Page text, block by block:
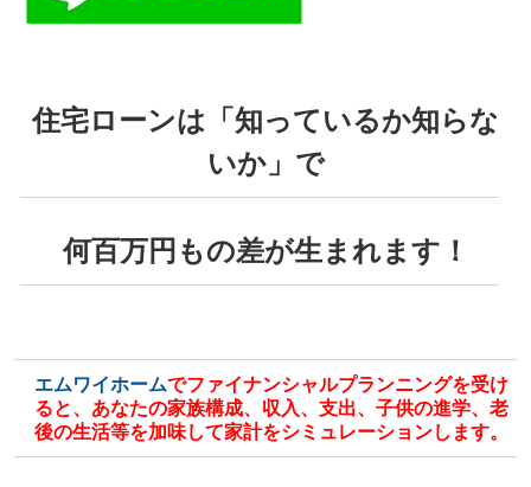
住宅ローンは「知っているか知らな
いか」で
何百万円もの差が生まれます！
エムワイホームでファイナンシャルプランニングを受け
ると、あなたの家族構成、収入、支出、子供の進学、老
後の生活等を加味して家計をシミュレーションします。